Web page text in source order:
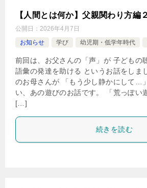
【人間とは何か】父親関わり方編２
公開日： 2026年4月7日
お知らせ
学び 幼児期・低学年時代
前回は、お父さんの「声」が 子どもの
語彙の発達を助ける というお話をしま
のお母さんが 「もう少し静かにして…
い、あの遊びのお話です。 「荒っぽい
[…]
続きを読む